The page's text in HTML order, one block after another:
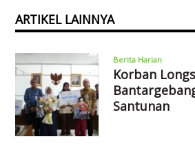
ARTIKEL LAINNYA
Berita Harian
Korban
Santunan